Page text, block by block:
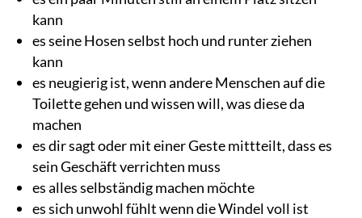
kann
es seine Hosen selbst hoch und runter ziehen
kann
es neugierig ist, wenn andere Menschen auf die
Toilette gehen und wissen will, was diese da
machen
es dir sagt oder mit einer Geste mittteilt, dass es
sein Geschäft verrichten muss
es alles selbständig machen möchte
es sich unwohl fühlt wenn die Windel voll ist